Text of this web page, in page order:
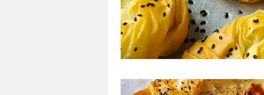
ΤΑΠΕΡΑΚΙ ΤΟΥ ΓΡΑΦΕΙΟΥ/ΣΧΟΛΕΙΟΥ